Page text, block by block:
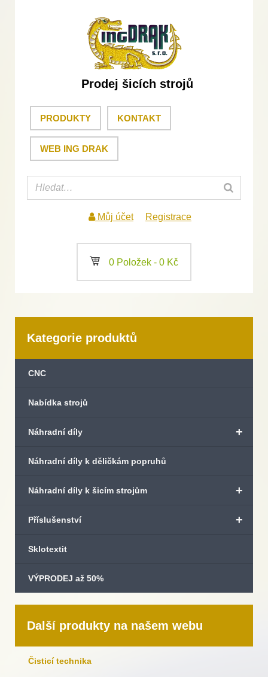
Prodej šicích strojů
PRODUKTY KONTAKT
WEB ING DRAK
Můj účet Registrace
a 0 Položek - 0 Kč
Kategorie produktů
CNC
Nabídka strojů
+
Náhradní díly
Náhradní díly k děličkám popruhů
+
Náhradní díly k šicím strojům
+
Příslušenství
Sklotextit
VÝPRODEJ až 50%
Další produkty na našem webu
Čisticí technika